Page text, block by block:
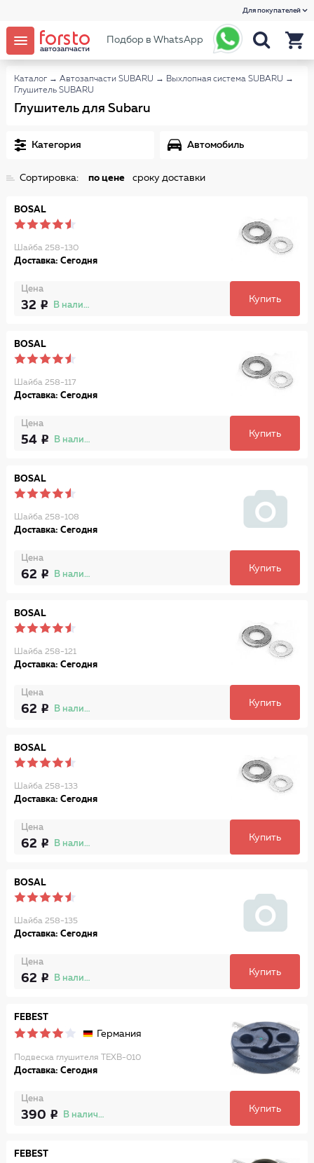
Для покупателей
Подбор в WhatsApp
Каталог → Автозапчасти SUBARU → Выхлопная система SUBARU →
Глушитель SUBARU
Глушитель для Subaru
Категория Автомобиль
Сортировка: по цене сроку доставки
BOSAL
Шайба 258-130
Доставка: Сегодня
Цена
32 В наличии
Купить
BOSAL
Шайба 258-117
Доставка: Сегодня
Цена
54 В наличии
Купить
BOSAL
Шайба 258-108
Доставка: Сегодня
Цена
62 В наличии
Купить
BOSAL
Шайба 258-121
Доставка: Сегодня
Цена
62 В наличии
Купить
BOSAL
Шайба 258-133
Доставка: Сегодня
Цена
62 В наличии
Купить
BOSAL
Шайба 258-135
Доставка: Сегодня
Цена
62 В наличии
Купить
FEBEST
Германия
Подвеска глушителя TEXB-010
Доставка: Сегодня
Цена
390 В наличии
Купить
FEBEST